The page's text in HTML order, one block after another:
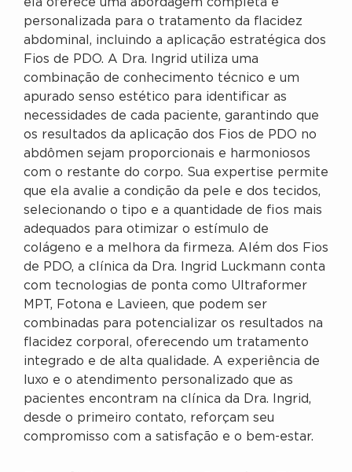
ela oferece uma abordagem completa e
personalizada para o tratamento da flacidez
abdominal, incluindo a aplicação estratégica dos
Fios de PDO. A Dra. Ingrid utiliza uma
combinação de conhecimento técnico e um
apurado senso estético para identificar as
necessidades de cada paciente, garantindo que
os resultados da aplicação dos Fios de PDO no
abdômen sejam proporcionais e harmoniosos
com o restante do corpo. Sua expertise permite
que ela avalie a condição da pele e dos tecidos,
selecionando o tipo e a quantidade de fios mais
adequados para otimizar o estímulo de
colágeno e a melhora da firmeza. Além dos Fios
de PDO, a clínica da Dra. Ingrid Luckmann conta
com tecnologias de ponta como Ultraformer
MPT, Fotona e Lavieen, que podem ser
combinadas para potencializar os resultados na
flacidez corporal, oferecendo um tratamento
integrado e de alta qualidade. A experiência de
luxo e o atendimento personalizado que as
pacientes encontram na clínica da Dra. Ingrid,
desde o primeiro contato, reforçam seu
compromisso com a satisfação e o bem-estar.